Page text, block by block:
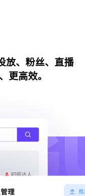
放、粉丝、直播
更高效。